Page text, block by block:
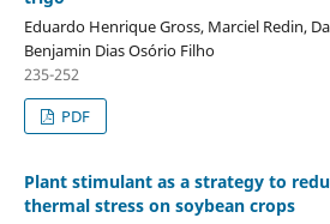
Eduardo Henrique Gross, Marciel Redin,
Benjamin Dias Osório Filho
235-252
PDF
Plant stimulant as a strategy to
thermal stress on soybean crops